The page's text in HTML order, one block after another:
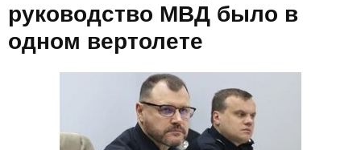
руководство МВД было в
одном вертолете